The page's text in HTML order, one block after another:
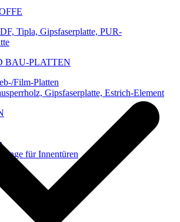
Tipla, Gipsfaserplatte, PUR-
BAU-PLATTEN
Film-Platten
Gipsfaserplatte, Estrich-Element
für Innentüren